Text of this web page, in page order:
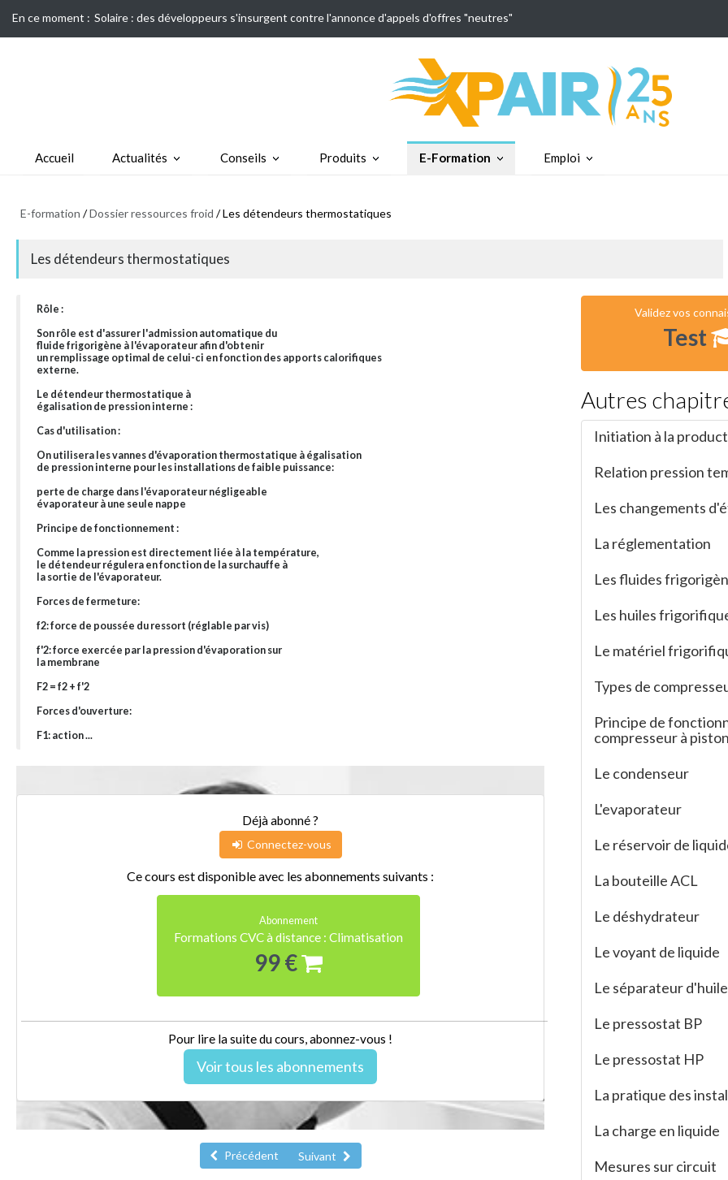
En ce moment : Solaire : des développeurs s'insurgent contre l'annonce d'appels d'offres "neutres"
Accueil Actualités Conseils Produits E-Formation Emploi
E-formation /Dossier ressources froid / Les détendeurs thermostatiques
Les détendeurs thermostatiques
Rôle :
Son rôle est d'assurer l'admission automatique du
fluide frigorigène à l'évaporateur afin d'obtenir
un remplissage optimal de celui-ci en fonction des apports calorifiques
externe.
Le détendeur thermostatique à
égalisation de pression interne :
Cas d'utilisation :
On utilisera les vannes d'évaporation thermostatique à égalisation
de pression interne pour les installations de faible puissance:
perte de charge dans l'évaporateur négligeable
évaporateur à une seule nappe
Principe de fonctionnement :
Comme la pression est directement liée à la température,
le détendeur régulera en fonction de la surchauffe à
la sortie de l'évaporateur.
Forces de fermeture:
f2: force de poussée du ressort (réglable par vis)
f'2: force exercée par la pression d'évaporation sur
la membrane
F2 = f2 + f'2
Forces d'ouverture:
F1: action ...
Déjà abonné ?
Connectez-vous
Ce cours est disponible avec les abonnements suivants :
Abonnement
Formations CVC à distance : Climatisation
99 €
Pour lire la suite du cours, abonnez-vous !
Voir tous les abonnements
Précédent Suivant
Validez vos
Test
Autres
Initiation à la
Relation pression
Les changements
La réglementation
Les fluides
Les huiles
Le matériel
Types de
Principe de
compresseur à
Le condenseur
L'evaporateur
Le réservoir de
La bouteille ACL
Le déshydrateur
Le voyant de liquide
Le séparateur d'huile
Le pressostat BP
Le pressostat HP
La pratique des
La charge en liquide
Mesures sur circuit